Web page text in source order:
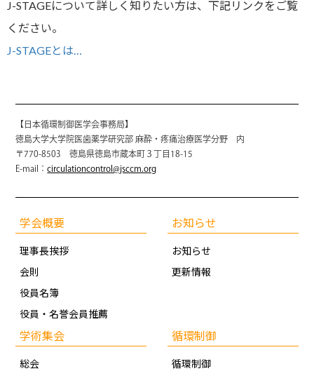
J-STAGEについて詳しく知りたい方は、下記リンクをご覧
ください。
J-STAGEとは…
【日本循環制御医学会事務局】
徳島大学大学院医歯薬学研究部 麻酔・疼痛治療医学分野 内
〒770-8503 徳島県徳島市蔵本町３丁目18-15
E-mail：circulationcontrol@jsccm.org
学会概要
理事長挨拶
会則
役員名簿
役員・名誉会員推薦
お知らせ
お知らせ
更新情報
学術集会
総会
循環制御
循環制御